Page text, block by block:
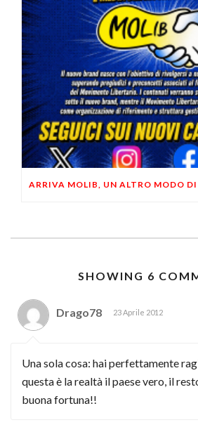
SHOWING 6
Drago78 23 Aprile 2012
Una sola cosa: hai perfettamente
questa è la realtà il paese vero, il
buona fortuna!!